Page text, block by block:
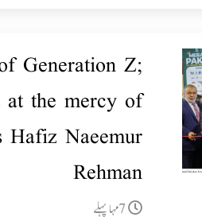
Generation Z;
the mercy of
Hafiz Naeemur
Rehman